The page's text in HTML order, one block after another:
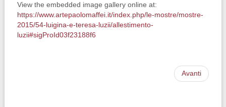
View the embedded image gallery online at:
https://www.artepaolomaffei.it/index.php/le-mostre/mostre-
2015/54-luigina-e-teresa-luzii/allestimento-
luzii#sigProId03f23188f6
Avanti